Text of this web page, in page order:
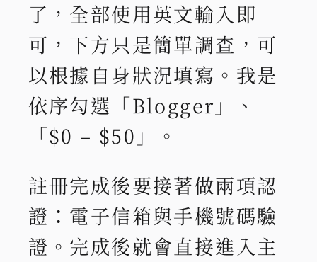
了，全部使用英文輸入即
可，下方只是簡單調查，可
以根據自身狀況填寫。我是
依序勾選「Blogger」、
「$0 – $50」。
註冊完成後要接著做兩項認
證：電子信箱與手機號碼驗
證。完成後就會直接進入主